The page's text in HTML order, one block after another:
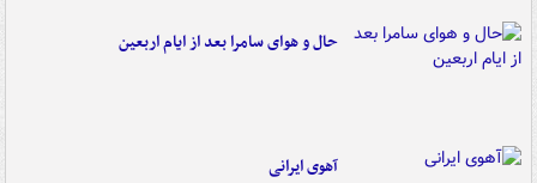
حال و هوای سامرا بعد از ایام اربعین
آهوی ایرانی